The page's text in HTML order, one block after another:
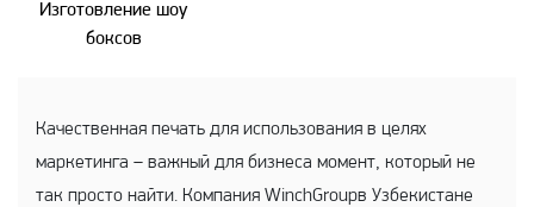
Изготовление шоу
боксов
Качественная печать для использования в целях
маркетинга – важный для бизнеса момент, который не
так просто найти. Компания WinchGroupв Узбекистане